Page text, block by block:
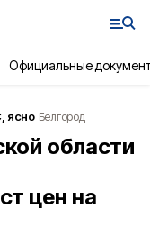
Официальные
ясно Белгород
области
цен на